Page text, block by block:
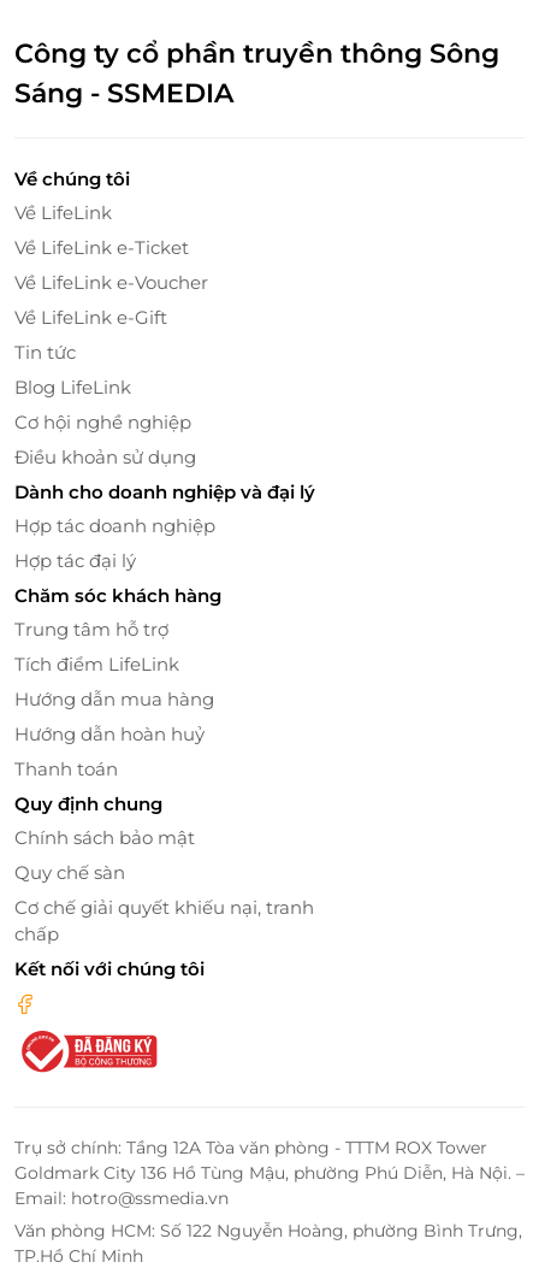
cung cấp dinh dưỡng cho tế bào, giải quyết căn
bản vấn đề thẩm thấu và hấp thụ của da. Hãy để
làn da thực sự đạt được độ ẩm sâu, hiệu quả
sử dụng rung động siêu âm tần số cao giúp thư
giãn lỗ chân lông và thúc đẩy thẩm thấu dưỡng
chất nuôi dưỡng da từ bên trong.
Bước 10: Điện di lạnh thẩm thấu khoá ẩm cho
cân bằng da và khóa ẩm hiệu quả, se khít lỗ
chân lông.
Bước 11: Đắp mặt nạ: Sử dụng mặt nạ cao cấp từ
Elravie để cung cấp dưỡng chất, cấp ẩm và phục
hồi da.
Bước 12: Chiếu ánh sáng sinh học làm sáng và
đều màu da, tăng sinh collagen.
Bước 13: Bôi kem dưỡng ẩm phù hợp với loại da
để cung cấp độ ẩm cho da và giúp da mềm mại,
mịn màng.
Bước 14: Bôi kem chống nắng để bảo vệ da.
Làn da săn chắc, trắng hồng rạng rỡ chỉ sau
một liệu trình
Đến với Face Wash Fox, khách hàng sẽ được chăm
sóc da với các bước từ cơ bản như: tẩy trang, tẩy da
kỹ thuật viên sẽ thực hiện các bước chuyên sâu như
lấy nhân mụn, điện di tinh chất... Kết thúc liệu trình,
bạn sẽ cảm nhận được sự thay đổi rõ rệt, làn da trở
nên sạch mụn, tươi mới, săn chắc và bóng khỏe
Công ty cổ phần truyền thông Sông
Sáng - SSMEDIA
Về chúng tôi
Về LifeLink
Về LifeLink e-Ticket
Về LifeLink e-Voucher
Về LifeLink e-Gift
Tin tức
Blog LifeLink
Cơ hội nghề nghiệp
Điều khoản sử dụng
Dành cho doanh nghiệp và đại lý
Hợp tác doanh nghiệp
Hợp tác đại lý
Chăm sóc khách hàng
Trung tâm hỗ trợ
Tích điểm LifeLink
Hướng dẫn mua hàng
Hướng dẫn hoàn huỷ
Thanh toán
Quy định chung
Chính sách bảo mật
Quy chế sàn
Cơ chế giải quyết khiếu nại, tranh
chấp
Kết nối với chúng tôi
Trụ sở chính: Tầng 12A Tòa văn phòng - TTTM ROX Tower
Goldmark City 136 Hồ Tùng Mậu, phường Phú Diễn, Hà Nội. –
Email: hotro@ssmedia.vn
Văn phòng HCM: Số 122 Nguyễn Hoàng, phường Bình Trưng,
TP.Hồ Chí Minh